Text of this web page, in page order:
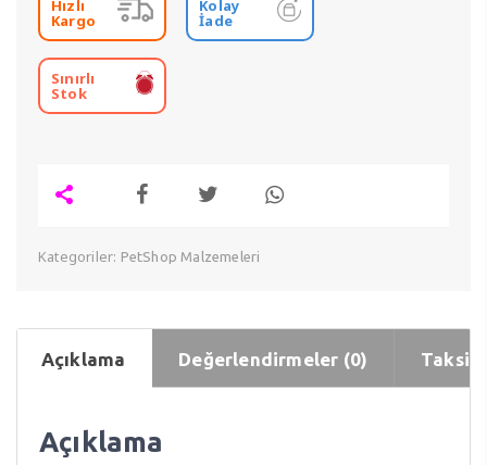
Hızlı
Kargo
Kolay
İade
Sınırlı
Stok
Kategoriler: PetShop Malzemeleri
Açıklama Değerlendirmeler (0) Taksit
Açıklama